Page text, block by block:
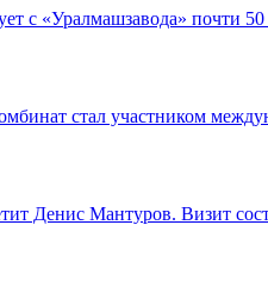
с «Уралмашзавода» почти
стал участником
Денис Мантуров. Визит